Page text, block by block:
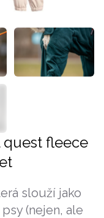
quest fleece
slouží jako
(nejen, ale